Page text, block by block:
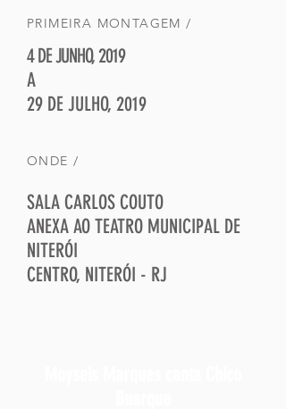
PRIMEIRA MONTAGEM /
4 DE JUNHO, 2019
A
29 DE JULHO, 2019
ONDE /
SALA CARLOS COUTO
ANEXA AO TEATRO MUNICIPAL DE
NITERÓI
CENTRO, NITERÓI - RJ